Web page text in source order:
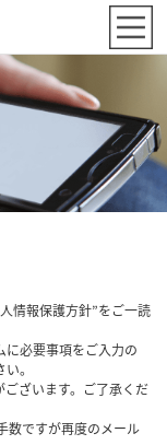
情報保護方針”をご一読
に必要事項をご入力の
。
ざいます。ご了承くだ
数ですが再度のメール